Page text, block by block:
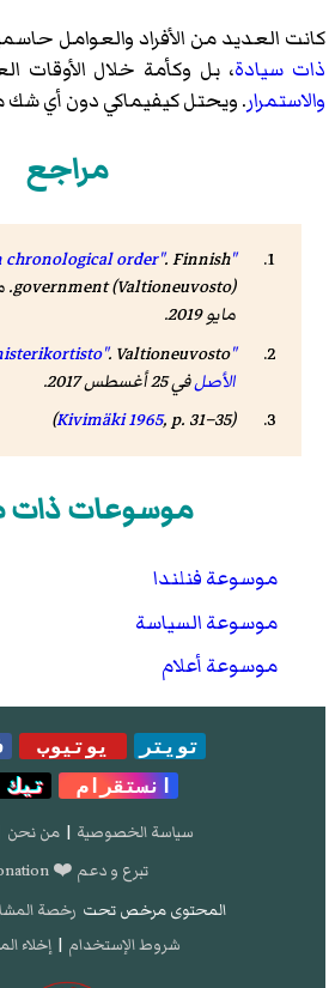
كانت العديد من الأفراد والعوامل
ذات سيادة، بل وكأمة خلال الأوقات
والاستمرار. ويحتل كيفيماكي دون أي شك
مراجع
"Governments in chronological order"
. Finnish
government (Valtioneuvosto). مؤرشف من
مايو 2019
.
"Ministerikortisto". Valtioneuvosto. مؤرشف من
الأصلفي 25 أغسطس 2017.
(
Kivimäki 1965, p. 31–35)
موسوعات ذات
موسوعة فنلندا
موسوعة السياسة
موسوعة أعلام
تويتر يوتيوب
انستقرام
تيك
سياسة الخصوصية | من نحن
تبرع و دعم ❤️ donation
المحتوى مرخص تحت رخصة المشاع
شروط الإستخدام | إخلاء